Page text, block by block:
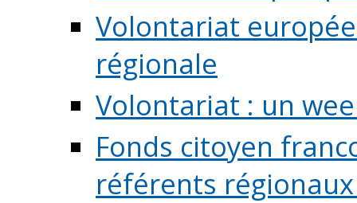
Volontariat
régionale
Volontariat : un
Fonds citoyen
référents régionaux